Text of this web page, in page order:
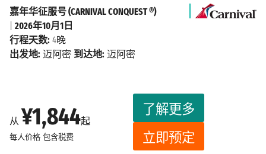
从 ¥1,844起
每人价格 包含税费
了解更多
立即预定
嘉年华征服号 (CARNIVAL CONQUEST ®)
2026年10月1日
行程天数: 4晚
出发地: 迈阿密 到达地: 迈阿密